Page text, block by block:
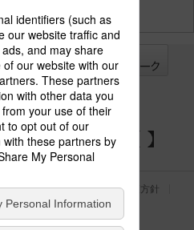
ェック
た器具を
設備 SNSアカウント
キーポリシー
個人情報保護方針
ホールディングス